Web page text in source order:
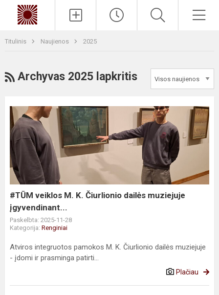
Titulinis Naujienos 2025
RSS
Archyvas 2025 lapkritis
#TŪM
veiklos
M.
K.
Čiurlionio
dailės
muziejuje
įgyvendinant...
#TŪM veiklos M. K. Čiurlionio dailės muziejuje
įgyvendinant...
Paskelbta: 2025-11-28
Kategorija: Renginiai
Atviros integruotos pamokos M. K. Čiurlionio dailės muziejuje
- įdomi ir prasminga patirti...
Plačiau